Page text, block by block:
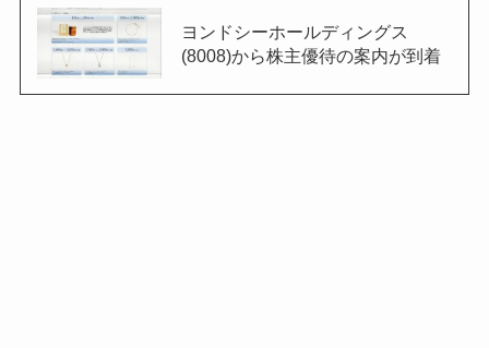
ヨンドシーホールディングス
(8008)から株主優待の案内が到着